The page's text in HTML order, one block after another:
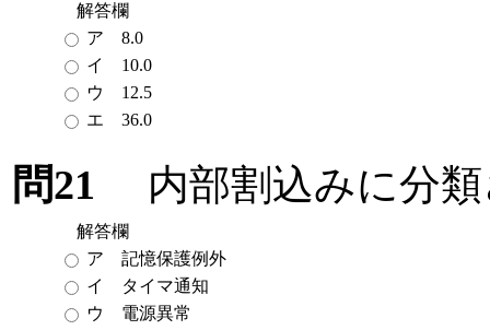
解答欄
ア 8.0
イ 10.0
ウ 12.5
エ 36.0
問21 内部割込みに分類
解答欄
ア 記憶保護例外
イ タイマ通知
ウ 電源異常